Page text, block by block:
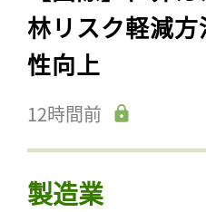
林リスク軽減
性向上
12時間前
製造業